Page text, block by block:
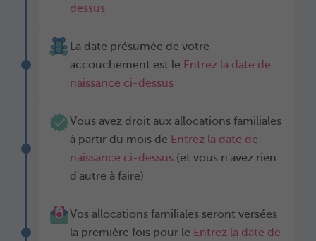
dessus
La date présumée de votre
accouchement est le Entrez la date de
naissance ci-dessus
Vous avez droit aux allocations familiales
à partir du mois de Entrez la date de
naissance ci-dessus (et vous n'avez rien
d'autre à faire)
Vos allocations familiales seront versées
la première fois pour le Entrez la date de